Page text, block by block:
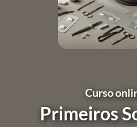
Curso
Primeiros